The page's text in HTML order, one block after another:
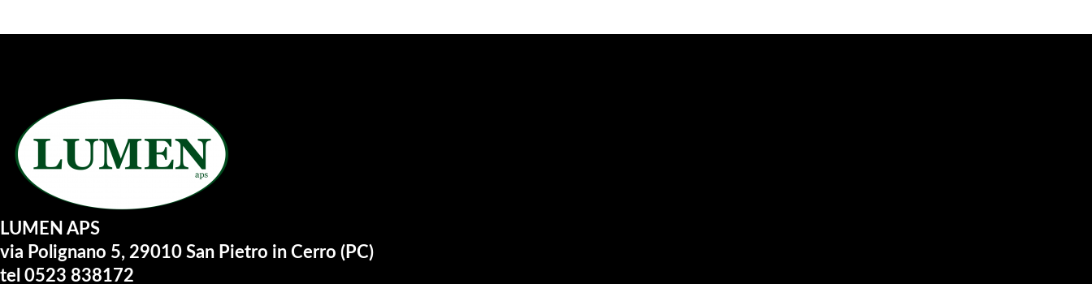
LUMEN APS
via Polignano 5, 29010 San Pietro in Cerro (PC)
tel 0523 838172